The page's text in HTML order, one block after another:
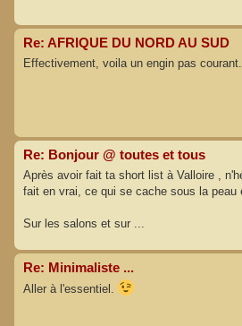
Re: AFRIQUE DU NORD AU SUD
Effectivement, voila un engin pas courant.
Re: Bonjour @ toutes et tous
Après avoir fait ta short list à Valloire ,
fait en vrai, ce qui se cache sous la
Sur les salons et sur ...
Re: Minimaliste ...
Aller à l'essentiel.